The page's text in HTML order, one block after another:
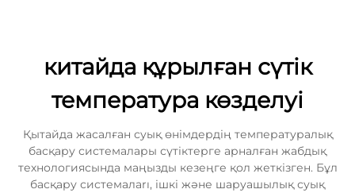
Бізбен хабарласыңы
китайда құрылған сүтік
температура көзделуі
Қытайда жасалған суық өнімдердің температуралық
басқару системалары сүтіктерге арналған жабдық
технологиясында маңызды кезеңге қол жеткізген. Бұл
басқару системалarı, ішкі және шаруашылық суық